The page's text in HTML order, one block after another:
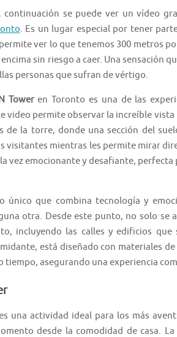
continuación se puede ver un vídeo
. Es un lugar especial por tener
ver lo que tenemos 300 metros
sin riesgo a caer. Una sensación
personas que sufran de vértigo.
Toweren Toronto es una de las
video permite observar la increíble vista
de la torre, donde una sección del
visitantes mientras les permite mirar
vez emocionante y desafiante,
único que combina tecnología y
otra. Desde este punto, no solo se
incluyendo las calles y edificios
está diseñado con materiales
tiempo, asegurando una experiencia
una actividad ideal para los más
desde la comodidad de casa. La